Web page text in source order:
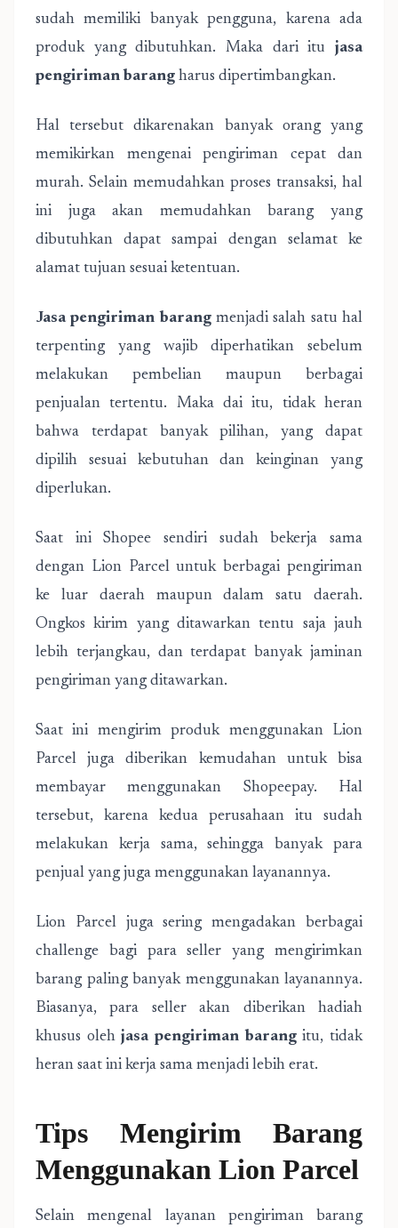
sudah memiliki banyak pengguna, karena ada
produk yang dibutuhkan. Maka dari itu jasa
pengiriman barang harus dipertimbangkan.
Hal tersebut dikarenakan banyak orang yang
memikirkan mengenai pengiriman cepat dan
murah. Selain memudahkan proses transaksi, hal
ini juga akan memudahkan barang yang
dibutuhkan dapat sampai dengan selamat ke
alamat tujuan sesuai ketentuan.
Jasa pengiriman barangmenjadi salah satu hal
terpenting yang wajib diperhatikan sebelum
melakukan pembelian maupun berbagai
penjualan tertentu. Maka dai itu, tidak heran
bahwa terdapat banyak pilihan, yang dapat
dipilih sesuai kebutuhan dan keinginan yang
diperlukan.
Saat ini Shopee sendiri sudah bekerja sama
dengan Lion Parcel untuk berbagai pengiriman
ke luar daerah maupun dalam satu daerah.
Ongkos kirim yang ditawarkan tentu saja jauh
lebih terjangkau, dan terdapat banyak jaminan
pengiriman yang ditawarkan.
Saat ini mengirim produk menggunakan Lion
Parcel juga diberikan kemudahan untuk bisa
membayar menggunakan Shopeepay. Hal
tersebut, karena kedua perusahaan itu sudah
melakukan kerja sama, sehingga banyak para
penjual yang juga menggunakan layanannya.
Lion Parcel juga sering mengadakan berbagai
challenge bagi para seller yang mengirimkan
barang paling banyak menggunakan layanannya.
Biasanya, para seller akan diberikan hadiah
khusus olehjasa pengiriman barangitu, tidak
heran saat ini kerja sama menjadi lebih erat.
Tips Mengirim Barang
Menggunakan Lion Parcel
Selain mengenal layanan pengiriman barang